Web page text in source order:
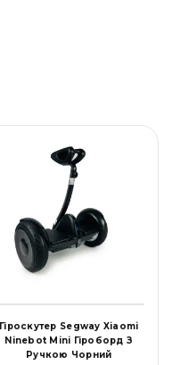
Гіроскутер Segway Xiaomi
Ninebot Mini Гіроборд З
Ручкою Чорний